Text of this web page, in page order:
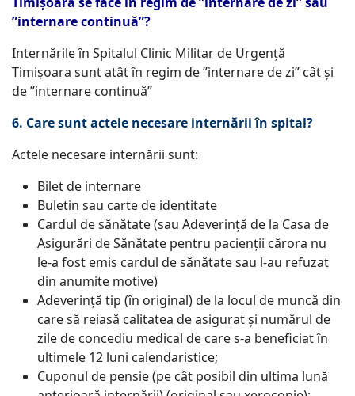
”internare continuă”?
Internările în Spitalul Clinic Militar de Urgență
Timișoara sunt atât în regim de ”internare de zi” cât și
de ”internare continuă”
6. Care sunt actele necesare internării în spital?
Actele necesare internării sunt:
Bilet de internare
Buletin sau carte de identitate
Cardul de sănătate (sau Adeverinţă de la Casa de
Asigurări de Sănătate pentru pacienţii cărora nu
le-a fost emis cardul de sănătate sau l-au refuzat
din anumite motive)
Adeverinţă tip (în original) de la locul de muncă din
care să reiasă calitatea de asigurat şi numărul de
zile de concediu medical de care s-a beneficiat în
ultimele 12 luni calendaristice;
Cuponul de pensie (pe cât posibil din ultima lună